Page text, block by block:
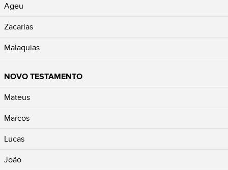
Ageu
Zacarias
Malaquias
NOVO TESTAMENTO
Mateus
Marcos
Lucas
João